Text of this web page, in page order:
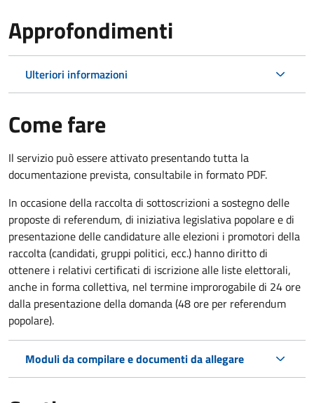
Approfondimenti
Ulteriori informazioni
Come fare
Il servizio può essere attivato presentando tutta la
documentazione prevista, consultabile in formato PDF.
In occasione della raccolta di sottoscrizioni a sostegno delle
proposte di referendum, di iniziativa legislativa popolare e di
presentazione delle candidature alle elezioni i promotori della
raccolta (candidati, gruppi politici, ecc.) hanno diritto di
ottenere i relativi certificati di iscrizione alle liste elettorali,
anche in forma collettiva, nel termine improrogabile di 24 ore
dalla presentazione della domanda (48 ore per referendum
popolare).
Moduli da compilare e documenti da allegare